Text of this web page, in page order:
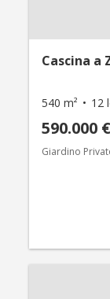
Cascina a
540 m² 12
590.000 €
Giardino